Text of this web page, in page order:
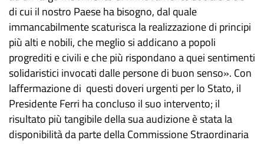
di cui il nostro Paese ha bisogno, dal quale
immancabilmente scaturisca la realizzazione di principi
più alti e nobili, che meglio si addicano a popoli
progrediti e civili e che più rispondano a quei sentimenti
solidaristici invocati dalle persone di buon senso». Con
laffermazione di questi doveri urgenti per lo Stato, il
Presidente Ferri ha concluso il suo intervento; il
risultato più tangibile della sua audizione è stata la
disponibilità da parte della Commissione Straordinaria